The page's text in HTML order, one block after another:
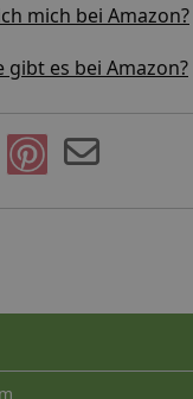
mich bei Amazon?
gibt es bei Amazon?